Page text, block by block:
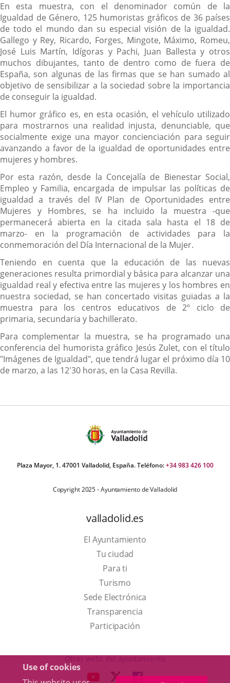
Use of cookies
En esta muestra, con el denominador común de la
Igualdad de Género, 125 humoristas gráficos de 36 países
de todo el mundo dan su especial visión de la igualdad.
Gallego y Rey, Ricardo, Forges, Mingote, Máximo, Romeu,
José Luis Martín, Idígoras y Pachi, Juan Ballesta y otros
muchos dibujantes, tanto de dentro como de fuera de
España, son algunas de las firmas que se han sumado al
objetivo de sensibilizar a la sociedad sobre la importancia
de conseguir la igualdad.
El humor gráfico es, en esta ocasión, el vehículo utilizado
para mostrarnos una realidad injusta, denunciable, que
socialmente exige una mayor concienciación para seguir
avanzando a favor de la igualdad de oportunidades entre
mujeres y hombres.
Por esta razón, desde la Concejalía de Bienestar Social,
Empleo y Familia, encargada de impulsar las políticas de
igualdad a través del IV Plan de Oportunidades entre
Mujeres y Hombres, se ha incluido la muestra -que
permanecerá abierta en la citada sala hasta el 18 de
marzo- en la programación de actividades para la
conmemoración del Día Internacional de la Mujer.
Teniendo en cuenta que la educación de las nuevas
generaciones resulta primordial y básica para alcanzar una
igualdad real y efectiva entre las mujeres y los hombres en
nuestra sociedad, se han concertado visitas guiadas a la
muestra para los centros educativos de 2º ciclo de
primaria, secundaria y bachillerato.
Para complementar la muestra, se ha programado una
conferencia del humorista gráfico Jesús Zulet, con el título
"Imágenes de Igualdad", que tendrá lugar el próximo día 10
de marzo, a las 12'30 horas, en la Casa Revilla.
Plaza Mayor, 1. 47001 Valladolid, España. Teléfono:+34 983 426 100
Copyright 2025 - Ayuntamiento de Valladolid
valladolid.es
El Ayuntamiento
Tu ciudad
Para ti
TurismoThis
link
will
open
a
Sede Electrónica
Transparencia
Participación
Otras webs del ayuntamiento
LINK LINKLINK